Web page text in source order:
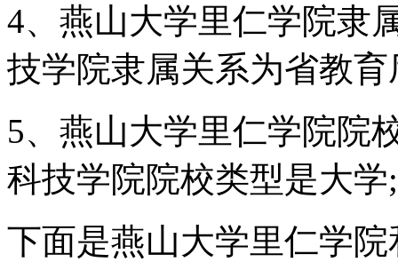
4、燕山大学里仁学院隶
技学院隶属关系为省教育
5、燕山大学里仁学院院
科技学院院校类型是大学;
下面是燕山大学里仁学